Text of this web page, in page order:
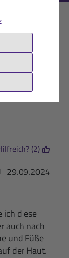
(2)
29.09.2024
ich diese
auch nach
und Füße
der Haut.